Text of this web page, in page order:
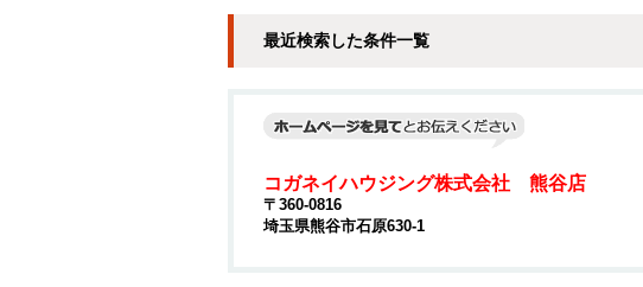
最近検索した条件一覧
コガネイハウジング株式会社 熊谷店
〒360-0816
埼玉県熊谷市石原630-1